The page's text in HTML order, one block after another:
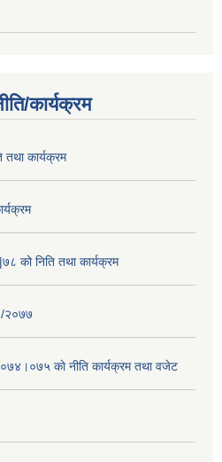
कार्यक्रम
तथा कार्यक्रम
को निति तथा कार्यक्रम
२०७७
काे नीति कार्यक्रम तथा वजेट